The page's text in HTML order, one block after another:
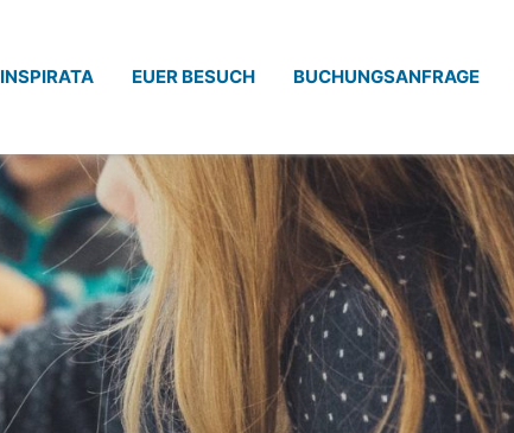
INSPIRATA EUER BESUCH BUCHUNGSANFRAGE